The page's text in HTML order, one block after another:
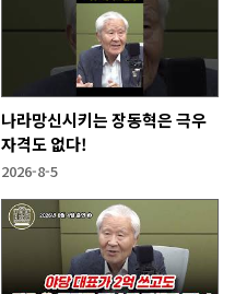
나라망신시키는 장동혁은 극우
자격도 없다!
2026-8-5